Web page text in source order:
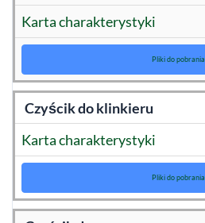
Karta charakterystyki
Pliki do pobrania
Czyścik do klinkieru
Karta charakterystyki
Pliki do pobrania